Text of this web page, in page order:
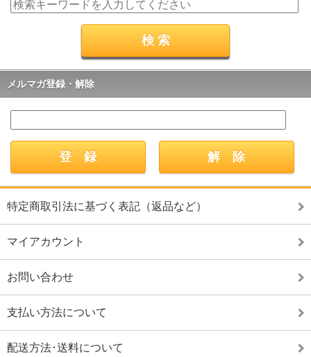
メルマガ登録・解除
特定商取引法に基づく表記（返品など）
マイアカウント
お問い合わせ
支払い方法について
配送方法･送料について